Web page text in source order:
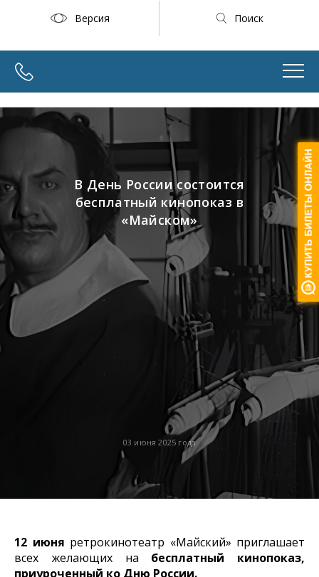
Версия Поиск
03 июня 2025 года
В День России состоится
бесплатный кинопоказ в
«Майском»
12 июня ретрокинотеатр «Майский» приглашает
всех желающих на бесплатный кинопоказ,
приуроченный ко Дню России.